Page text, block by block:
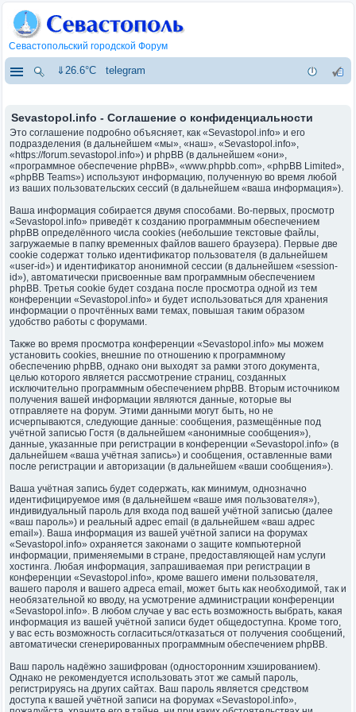
Севастопольский городской Форум
⇓26.6°C telegram
Sevastopol.info - Соглашение о конфиденциальности
Это соглашение подробно объясняет, как «Sevastopol.info» и его
подразделения (в дальнейшем «мы», «наш», «Sevastopol.info»,
«https://forum.sevastopol.info») и phpBB (в дальнейшем «они»,
«программное обеспечение phpBB», «www.phpbb.com», «phpBB Limited»,
«phpBB Teams») используют информацию, полученную во время любой
из ваших пользовательских сессий (в дальнейшем «ваша информация»).
Ваша информация собирается двумя способами. Во-первых, просмотр
«Sevastopol.info» приведёт к созданию программным обеспечением
phpBB определённого числа cookies (небольшие текстовые файлы,
загружаемые в папку временных файлов вашего браузера). Первые две
cookie содержат только идентификатор пользователя (в дальнейшем
«user-id») и идентификатор анонимной сессии (в дальнейшем «session-
id»), автоматически присвоенные вам программным обеспечением
phpBB. Третья cookie будет создана после просмотра одной из тем
конференции «Sevastopol.info» и будет использоваться для хранения
информации о прочтённых вами темах, повышая таким образом
удобство работы с форумами.
Также во время просмотра конференции «Sevastopol.info» мы можем
установить cookies, внешние по отношению к программному
обеспечению phpBB, однако они выходят за рамки этого документа,
целью которого является рассмотрение страниц, созданных
исключительно программным обеспечением phpBB. Вторым источником
получения вашей информации являются данные, которые вы
отправляете на форум. Этими данными могут быть, но не
исчерпываются, следующие данные: сообщения, размещённые под
учётной записью Гостя (в дальнейшем «анонимные сообщения»),
данные, указанные при регистрации в конференции «Sevastopol.info» (в
дальнейшем «ваша учётная запись») и сообщения, оставленные вами
после регистрации и авторизации (в дальнейшем «ваши сообщения»).
Ваша учётная запись будет содержать, как минимум, однозначно
идентифицируемое имя (в дальнейшем «ваше имя пользователя»),
индивидуальный пароль для входа под вашей учётной записью (далее
«ваш пароль») и реальный адрес email (в дальнейшем «ваш адрес
email»). Ваша информация из вашей учётной записи на форумах
«Sevastopol.info» охраняется законами о защите компьютерной
информации, применяемыми в стране, предоставляющей нам услуги
хостинга. Любая информация, запрашиваемая при регистрации в
конференции «Sevastopol.info», кроме вашего имени пользователя,
вашего пароля и вашего адреса email, может быть как необходимой, так и
необязательной ко вводу, на усмотрение администрации конференции
«Sevastopol.info». В любом случае у вас есть возможность выбрать, какая
информация из вашей учётной записи будет общедоступна. Кроме того,
у вас есть возможность согласиться/отказаться от получения сообщений,
автоматически сгенерированных программным обеспечением phpBB.
Ваш пароль надёжно зашифрован (односторонним хэшированием).
Однако не рекомендуется использовать этот же самый пароль,
регистрируясь на других сайтах. Ваш пароль является средством
доступа к вашей учётной записи на форумах «Sevastopol.info»,